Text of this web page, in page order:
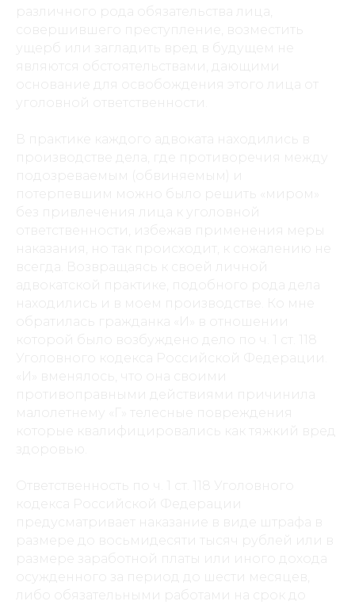
различного рода обязательства лица,
совершившего преступление, возместить
ущерб или загладить вред в будущем не
являются обстоятельствами, дающими
основание для освобождения этого лица от
уголовной ответственности.
В практике каждого адвоката находились в
производстве дела, где противоречия между
подозреваемым (обвиняемым) и
потерпевшим можно было решить «миром»
без привлечения лица к уголовной
ответственности, избежав применения меры
наказания, но так происходит, к сожалению не
всегда. Возвращаясь к своей личной
адвокатской практике, подобного рода дела
находились и в моем производстве. Ко мне
обратилась гражданка «И» в отношении
которой было возбуждено дело по ч. 1 ст. 118
Уголовного кодекса Российской Федерации.
«И» вменялось, что она своими
противоправными действиями причинила
малолетнему «Г» телесные повреждения
которые квалифицировались как тяжкий вред
здоровью.
Ответственность по ч. 1 ст. 118 Уголовного
кодекса Российской Федерации
предусматривает наказание в виде штрафа в
размере до восьмидесяти тысяч рублей или в
размере заработной платы или иного дохода
осужденного за период до шести месяцев,
либо обязательными работами на срок до